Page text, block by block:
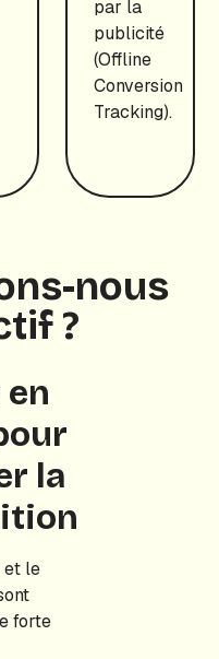
par la
publicité
(Offline
Conversion
Tracking).
nous
?
la
et le
forte